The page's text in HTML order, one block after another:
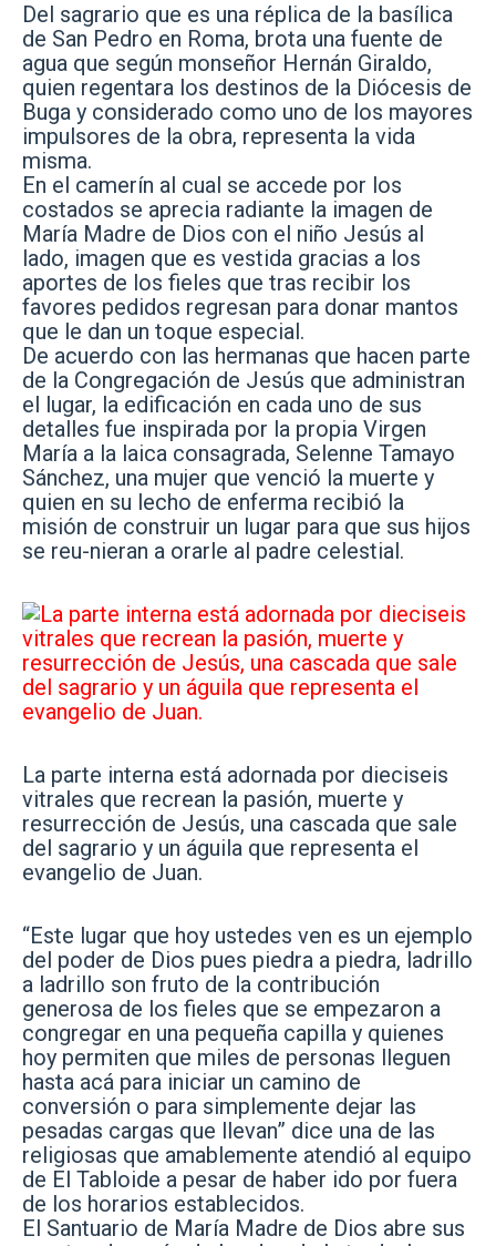
Del sagrario que es una réplica de la basílica
de San Pedro en Roma, brota una fuente de
agua que según monseñor Hernán Giraldo,
quien regentara los destinos de la Diócesis de
Buga y considerado como uno de los mayores
impulsores de la obra, representa la vida
misma.
En el camerín al cual se accede por los
costados se aprecia radiante la imagen de
María Madre de Dios con el niño Jesús al
lado, imagen que es vestida gracias a los
aportes de los fieles que tras recibir los
favores pedidos regresan para donar mantos
que le dan un toque especial.
De acuerdo con las hermanas que hacen parte
de la Congregación de Jesús que administran
el lugar, la edificación en cada uno de sus
detalles fue inspirada por la propia Virgen
María a la laica consagrada, Selenne Tamayo
Sánchez, una mujer que venció la muerte y
quien en su lecho de enferma recibió la
misión de construir un lugar para que sus hijos
se reu-nieran a orarle al padre celestial.
La parte interna está adornada por dieciseis
vitrales que recrean la pasión, muerte y
resurrección de Jesús, una cascada que sale
del sagrario y un águila que representa el
evangelio de Juan.
“Este lugar que hoy ustedes ven es un ejemplo
del poder de Dios pues piedra a piedra, ladrillo
a ladrillo son fruto de la contribución
generosa de los fieles que se empezaron a
congregar en una pequeña capilla y quienes
hoy permiten que miles de personas lleguen
hasta acá para iniciar un camino de
conversión o para simplemente dejar las
pesadas cargas que llevan” dice una de las
religiosas que amablemente atendió al equipo
de El Tabloide a pesar de haber ido por fuera
de los horarios establecidos.
El Santuario de María Madre de Dios abre sus